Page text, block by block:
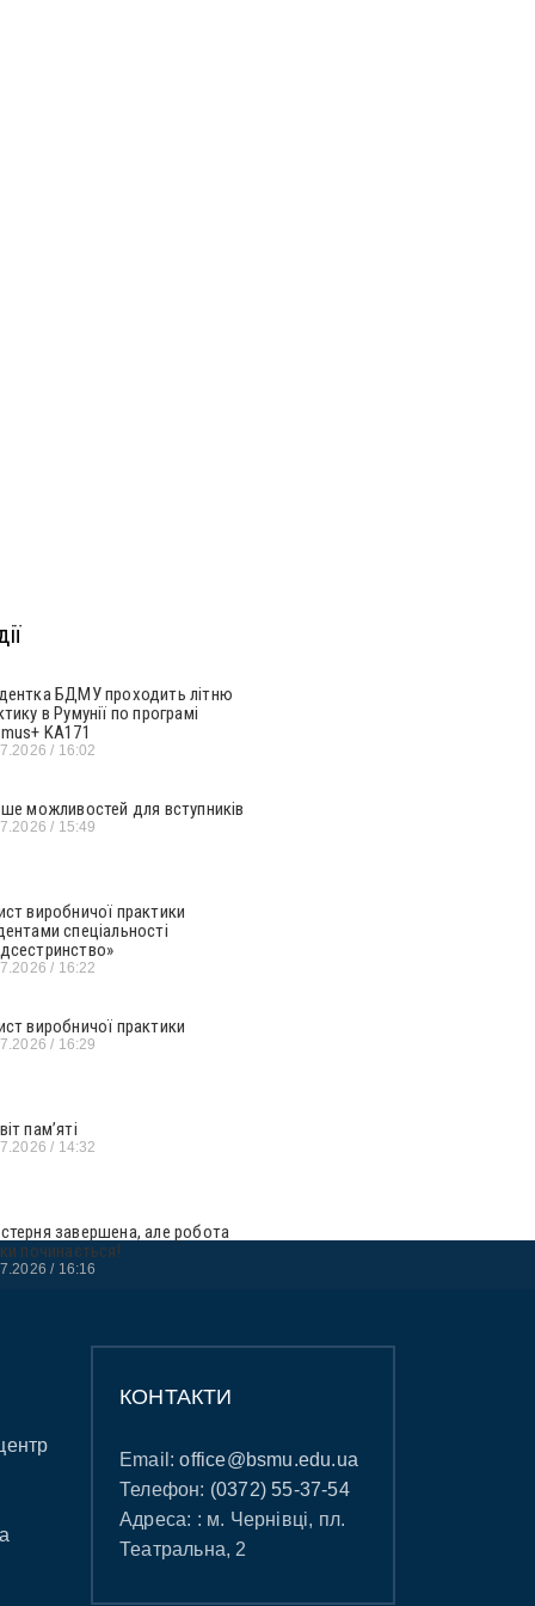
БДМУ проходить літню
в Румунії по програмі
KA171
16:02
можливостей для вступників
15:49
виробничої практики
спеціальності
16:22
виробничої практики
16:29
пам’яті
14:32
завершена, але робота
починається!
16:16
КОНТАКТИ
Email:office@bsmu.edu.ua
Телефон: (0372) 55-37-54
Адреса: : м. Чернівці, пл.
Театральна, 2